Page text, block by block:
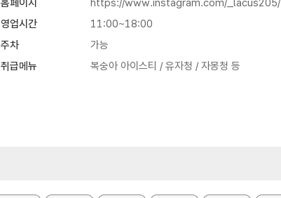
홈페이지
https://www.instagram.com/_lacus205/
영업시간
11:00~18:00
주차
가능
취급메뉴
복숭아 아이스티 / 유자청 / 자몽청 등